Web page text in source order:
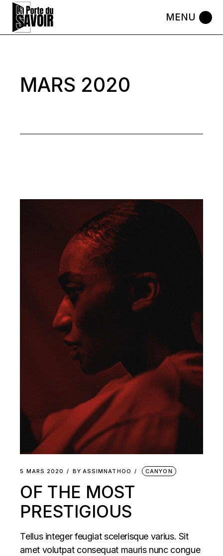
Skip
content
MARS 2020
5 MARS 2020 BY ASSIMNATHOO CANYON
OF THE MOST
PRESTIGIOUS
Tellus integer feugiat scelerisque varius. Sit
amet volutpat consequat mauris nunc congue